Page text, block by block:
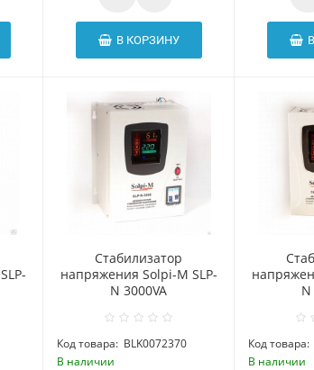
В КОРЗИНУ
Стабилизатор
напряжения Solpi-M SLP-
N 3000VA
Код товара: BLK0072370
В наличии
N
Код товара:
В наличии